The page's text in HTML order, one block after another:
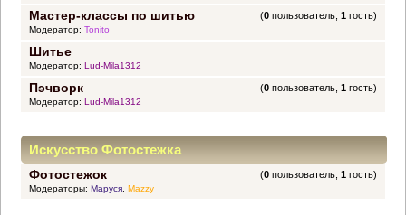
Мастер-классы по шитью (0 пользователь,1 гость)
Модератор: Tonito
Шитье
Модератор: Lud-Mila1312
Пэчворк (0 пользователь,1 гость)
Модератор: Lud-Mila1312
Искусство Фотостежка
Фотостежок (0 пользователь,1 гость)
Модераторы: Маруся, Mazzy